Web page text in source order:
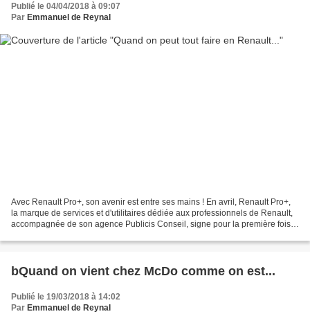
Publié le 04/04/2018 à 09:07
Par Emmanuel de Reynal
Avec Renault Pro+, son avenir est entre ses mains ! En avril, Renault Pro+,
la marque de services et d'utilitaires dédiée aux professionnels de Renault,
accompagnée de son agence Publicis Conseil, signe pour la première fois
bQuand on vient chez McDo comme on est...
Publié le 19/03/2018 à 14:02
Par Emmanuel de Reynal